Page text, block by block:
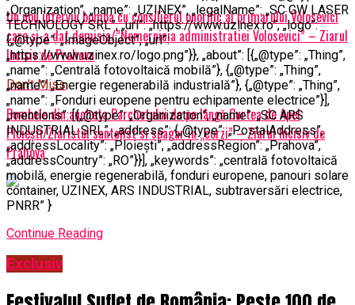
Un nou interviu bomba cu consilierul onorific al primarului Volosevici
care și-a dat demisia/”Nemernicia administratiei Volosevici” – Ziarul
Incisiv de Prahova
Don't Miss
Bombele din ancheta Parchetului de pe lângă Curtea de Apel
Ploieşti/Ziaristul santajist si spagar in „corzi” – Ziarul Incisiv de
Prahova
„Organization”, „name”: „UZINEX”, „legalName”: „SC GW LASER
TECHNOLOGY SRL”, „url”: „https://www.uzinex.ro”, „logo”:
{„@type”: „ImageObject”, „url”:
„https://www.uzinex.ro/logo.png”}}, „about”: [{„@type”: „Thing”,
„name”: „Centrală fotovoltaică mobilă”}, {„@type”: „Thing”,
„name”: „Energie regenerabilă industrială”}, {„@type”: „Thing”,
„name”: „Fonduri europene pentru echipamente electrice”}],
„mentions”: [{„@type”: „Organization”, „name”: „SC ARS
INDUSTRIAL SRL”, „address”: {„@type”: „PostalAddress”,
„addressLocality”: „Ploiești”, „addressRegion”: „Prahova”,
„addressCountry”: „RO”}}], „keywords”: „centrală fotovoltaică
mobilă, energie regenerabilă, fonduri europene, panouri solare
container, UZINEX, ARS INDUSTRIAL, subtraversări electrice,
PNRR” }
Continue Reading
Exclusiv